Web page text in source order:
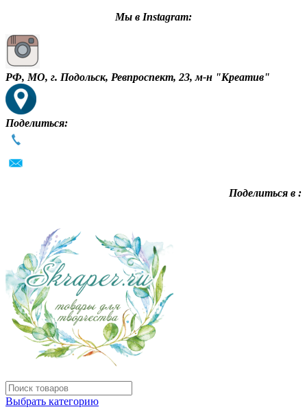
Мы в Instagram:
РФ, МО, г. Подольск, Ревпроспект, 23, м-н "Креатив"
Поделиться:
Поделиться в :
Выбрать категорию